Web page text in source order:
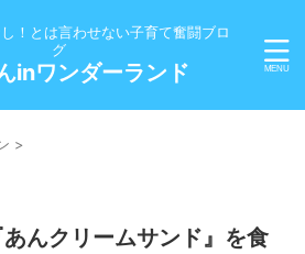
！とは言わせない子育て奮闘ブロ
グ
inワンダーランド
>
あんクリームサンド』を食